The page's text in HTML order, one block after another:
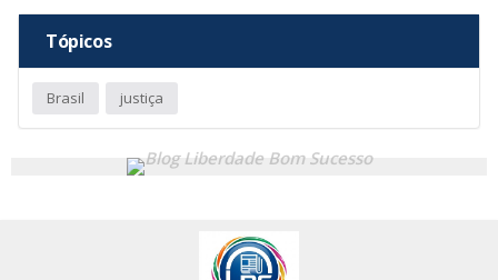
Tópicos
Brasil justiça